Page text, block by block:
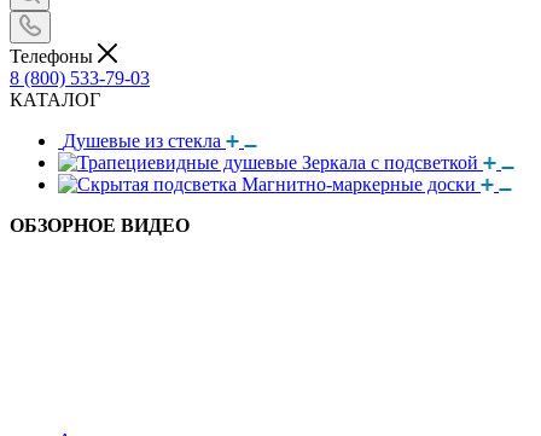
Телефоны
8 (800) 533-79-03
КАТАЛОГ
Душевые из стекла
Зеркала с подсветкой
Магнитно-маркерные доски
ОБЗОРНОЕ ВИДЕО